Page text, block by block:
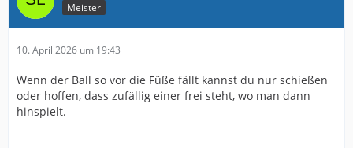
Meister
10. April 2026 um 19:43
Wenn der Ball so vor die Füße fällt kannst du nur schießen
oder hoffen, dass zufällig einer frei steht, wo man dann
hinspielt.